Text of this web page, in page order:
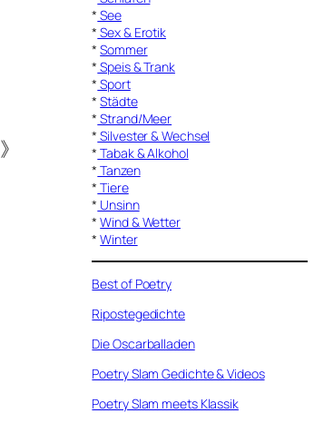
》
* See
* Sex & Erotik
*Sommer
* Speis & Trank
* Sport
*Städte
* Strand/Meer
* Silvester & Wechsel
* Tabak & Alkohol
* Tanzen
* Tiere
* Unsinn
*Wind & Wetter
*Winter
Best of Poetry
Ripostegedichte
Die Oscarballaden
Poetry Slam Gedichte & Videos
Poetry Slam meets Klassik